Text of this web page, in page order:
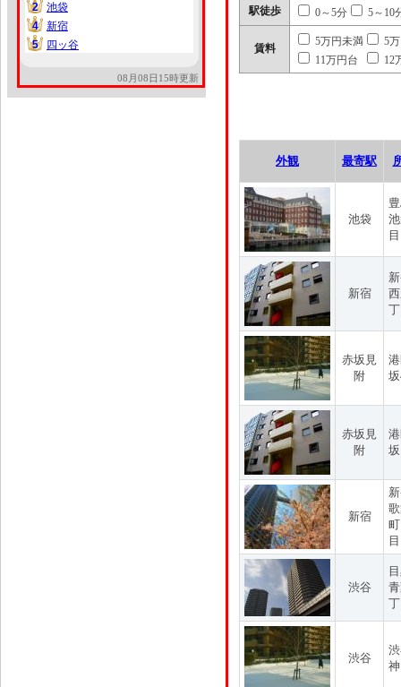
2
2
池袋
4
4
新宿
5
5 四ッ谷
08月08日15時更新
駅徒歩 0～5分 5～10
賃料
5万円未満
5
11万円台
12
外観 最寄駅
池袋
新宿
赤坂見
附
赤坂見
附
新宿
目
渋谷
渋谷